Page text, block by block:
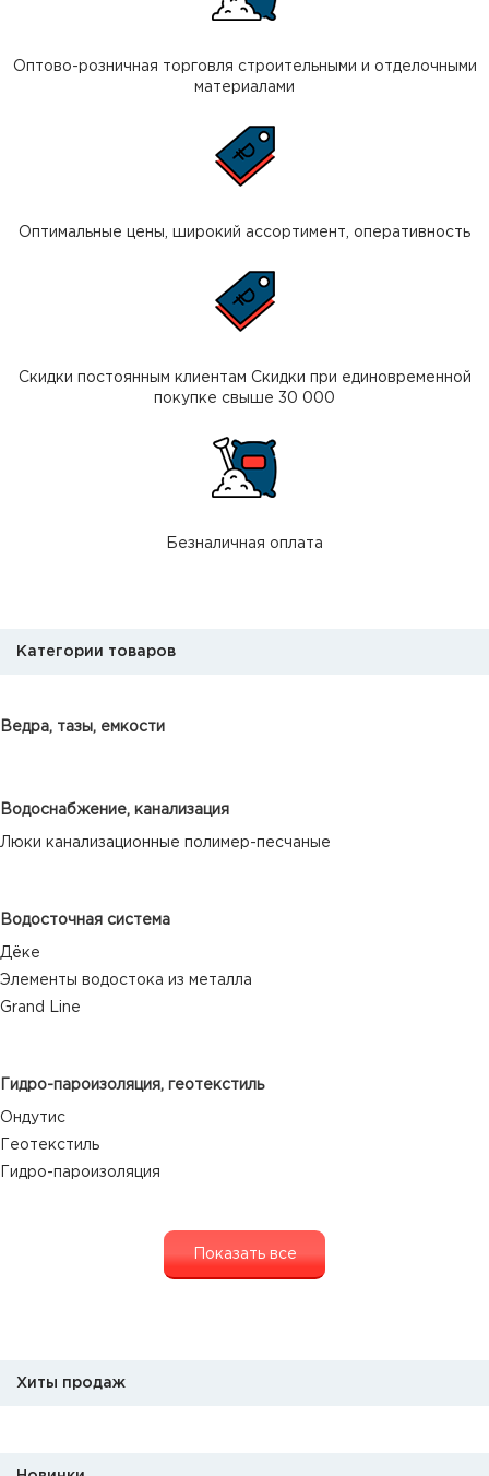
Оптово-розничная торговля строительными и отделочными
материалами
Оптимальные цены, широкий ассортимент, оперативность
Скидки постоянным клиентам Скидки при единовременной
покупке свыше 30 000
Безналичная оплата
Категории товаров
Ведра, тазы, емкости
Водоснабжение, канализация
Люки канализационные полимер-песчаные
Водосточная система
Дёке
Элементы водостока из металла
Grand Line
Гидро-пароизоляция, геотекстиль
Ондутис
Геотекстиль
Гидро-пароизоляция
Показать все
Хиты продаж